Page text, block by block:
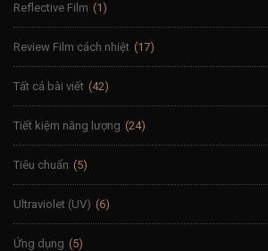
Reflective Film (1)
Review Film cách nhiệt (17)
Tất cả bài viết (42)
Tiết kiệm năng lượng (24)
Tiêu chuẩn (5)
Ultraviolet (UV) (6)
Ứng dụng (5)